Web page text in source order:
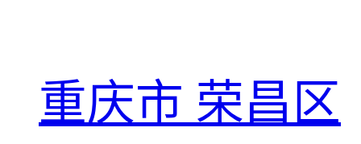
重庆市 荣昌区